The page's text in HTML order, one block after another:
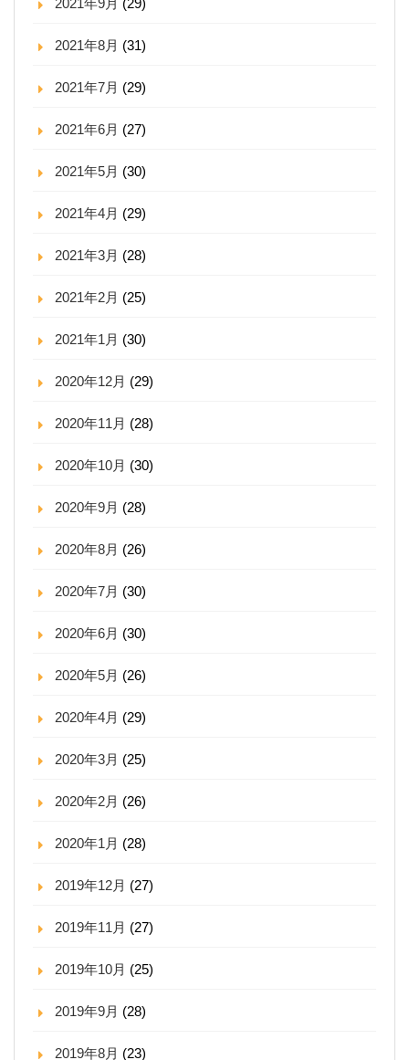
2021年9月 (29)
2021年8月 (31)
2021年7月 (29)
2021年6月 (27)
2021年5月 (30)
2021年4月 (29)
2021年3月 (28)
2021年2月 (25)
2021年1月 (30)
2020年12月 (29)
2020年11月 (28)
2020年10月 (30)
2020年9月 (28)
2020年8月 (26)
2020年7月 (30)
2020年6月 (30)
2020年5月 (26)
2020年4月 (29)
2020年3月 (25)
2020年2月 (26)
2020年1月 (28)
2019年12月 (27)
2019年11月 (27)
2019年10月 (25)
2019年9月 (28)
2019年8月 (23)